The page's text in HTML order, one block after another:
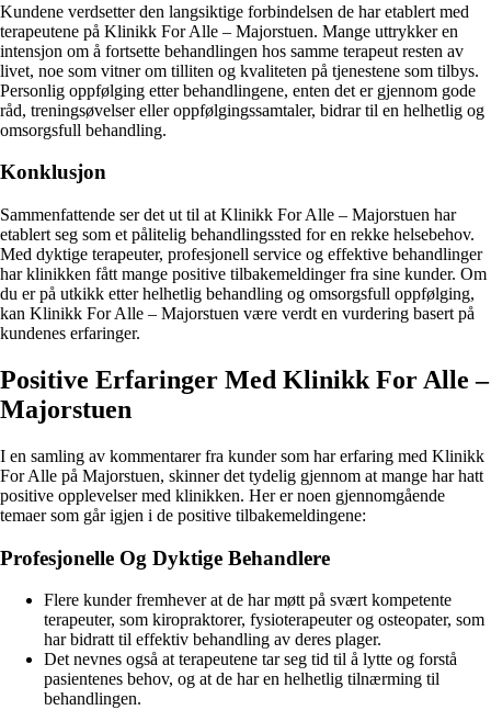
Kundene verdsetter den langsiktige forbindelsen de har etablert med
terapeutene på Klinikk For Alle – Majorstuen. Mange uttrykker en
intensjon om å fortsette behandlingen hos samme terapeut resten av
livet, noe som vitner om tilliten og kvaliteten på tjenestene som tilbys.
Personlig oppfølging etter behandlingene, enten det er gjennom gode
råd, treningsøvelser eller oppfølgingssamtaler, bidrar til en helhetlig og
omsorgsfull behandling.
Konklusjon
Sammenfattende ser det ut til at Klinikk For Alle – Majorstuen har
etablert seg som et pålitelig behandlingssted for en rekke helsebehov.
Med dyktige terapeuter, profesjonell service og effektive behandlinger
har klinikken fått mange positive tilbakemeldinger fra sine kunder. Om
du er på utkikk etter helhetlig behandling og omsorgsfull oppfølging,
kan Klinikk For Alle – Majorstuen være verdt en vurdering basert på
kundenes erfaringer.
Positive Erfaringer Med Klinikk For Alle –
Majorstuen
I en samling av kommentarer fra kunder som har erfaring med Klinikk
For Alle på Majorstuen, skinner det tydelig gjennom at mange har hatt
positive opplevelser med klinikken. Her er noen gjennomgående
temaer som går igjen i de positive tilbakemeldingene:
Profesjonelle Og Dyktige Behandlere
Flere kunder fremhever at de har møtt på svært kompetente
terapeuter, som kiropraktorer, fysioterapeuter og osteopater, som
har bidratt til effektiv behandling av deres plager.
Det nevnes også at terapeutene tar seg tid til å lytte og forstå
pasientenes behov, og at de har en helhetlig tilnærming til
behandlingen.